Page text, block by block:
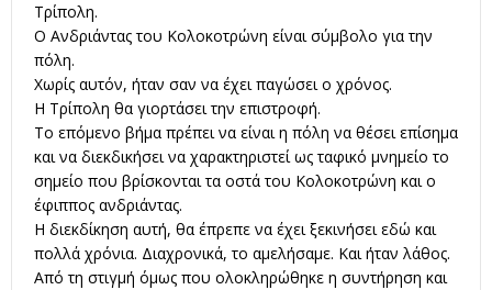
Τρίπολη.
Ο Ανδριάντας του Κολοκοτρώνη είναι σύμβολο για την
πόλη.
Χωρίς αυτόν, ήταν σαν να έχει παγώσει ο χρόνος.
Η Τρίπολη θα γιορτάσει την επιστροφή.
Το επόμενο βήμα πρέπει να είναι η πόλη να θέσει επίσημα
και να διεκδικήσει να χαρακτηριστεί ως ταφικό μνημείο το
σημείο που βρίσκονται τα οστά του Κολοκοτρώνη και ο
έφιππος ανδριάντας.
Η διεκδίκηση αυτή, θα έπρεπε να έχει ξεκινήσει εδώ και
πολλά χρόνια. Διαχρονικά, το αμελήσαμε. Και ήταν λάθος.
Από τη στιγμή όμως που ολοκληρώθηκε η συντήρηση και